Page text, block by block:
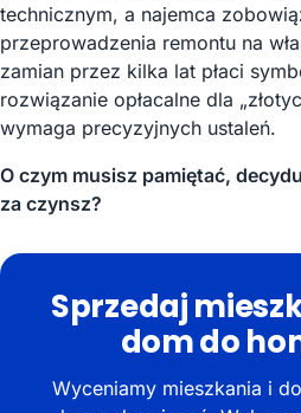
technicznym, a najemca
przeprowadzenia remontu na
zamian przez kilka lat płaci
rozwiązanie opłacalne dla
wymaga precyzyjnych ustaleń.
O czym musisz pamiętać,
za czynsz?
Sprzedaj
dom do
Wyceniamy mieszkania i